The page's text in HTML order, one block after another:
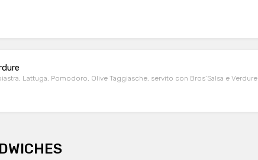
Lattuga, Pomodoro, Olive Taggiasche, servito con Bros’Salsa e Verdure